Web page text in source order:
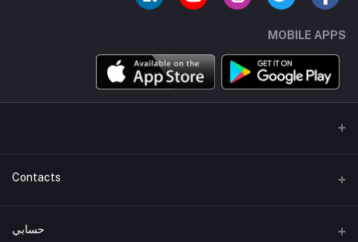
MOBILE APPS
Contacts
عنوان حسابي